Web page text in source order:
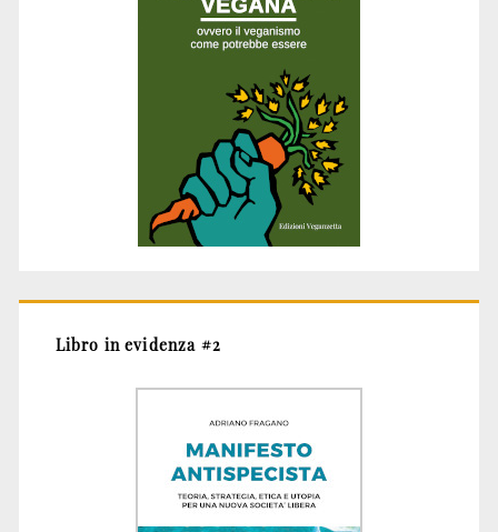
Libro in evidenza #2